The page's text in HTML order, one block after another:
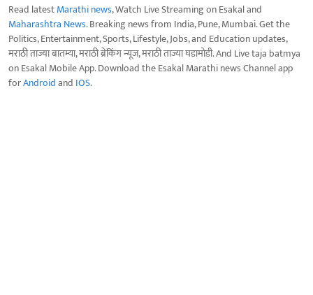
Read latestMarathi news, Watch Live Streaming on Esakal and
Maharashtra News. Breaking news from India, Pune, Mumbai. Get the
Politics, Entertainment, Sports, Lifestyle, Jobs, and Education updates,
मराठी ताज्या बातम्या, मराठी ब्रेकिंग न्यूज, मराठी ताज्या घडामोडी. And Live taja batmya
on Esakal Mobile App. Download the Esakal Marathi news Channel app
forAndroidand IOS.